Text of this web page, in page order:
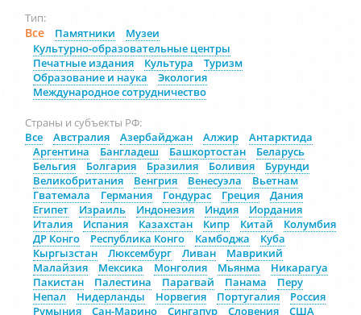
Тип:
Все Памятники
Музеи
Культурно-образовательные центры
Печатные издания
Культура
Туризм
Образование и наука
Экология
Международное сотрудничество
Страны и субъекты РФ:
Все
Австралия Азербайджан Алжир
Антарктида
Аргентина
Бангладеш Башкортостан
Беларусь
Бельгия
Болгария Бразилия Боливия
Бурунди
Великобритания
Венгрия Венесуэла
Вьетнам
Гватемала
Германия Гондурас Греция
Дания
Египет
Израиль Индонезия Индия
Иордания
Италия
Испания Казахстан Кипр Китай
Колумбия
ДР Конго
Республика Конго Камбоджа
Куба
Кыргызстан
Люксембург Ливан
Маврикий
Малайзия
Мексика Монголия Мьянма
Никарагуа
Пакистан
Палестина Парагвай Панама
Перу
Непал
Нидерланды Норвегия Португалия
Россия
Румыния
Сан-Марино Сингапур Словения США